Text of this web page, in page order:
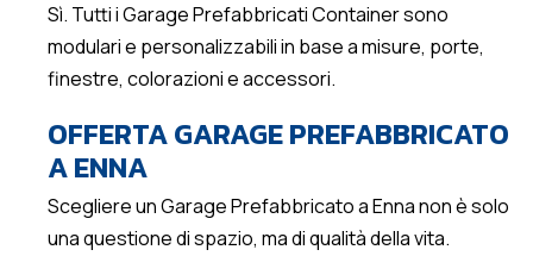
Sì. Tutti i Garage Prefabbricati Container sono
modulari e personalizzabili in base a misure, porte,
finestre, colorazioni e accessori.
OFFERTA GARAGE PREFABBRICATO
A ENNA
Scegliere un Garage Prefabbricato a Enna non è solo
una questione di spazio, ma di qualità della vita.